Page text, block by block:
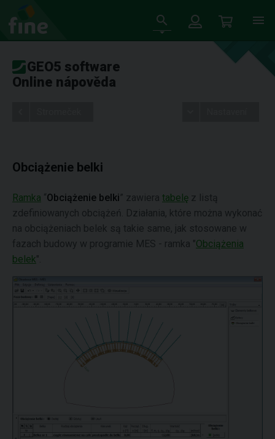
GEO5 software
Online nápověda
Obciążenie belki
Ramka “Obciążenie belki” zawiera tabelę z listą
zdefiniowanych obciążeń. Działania, które można wykonać
na obciążeniach belek są takie same, jak stosowane w
fazach budowy w programie MES - ramka "Obciążenia
belek".